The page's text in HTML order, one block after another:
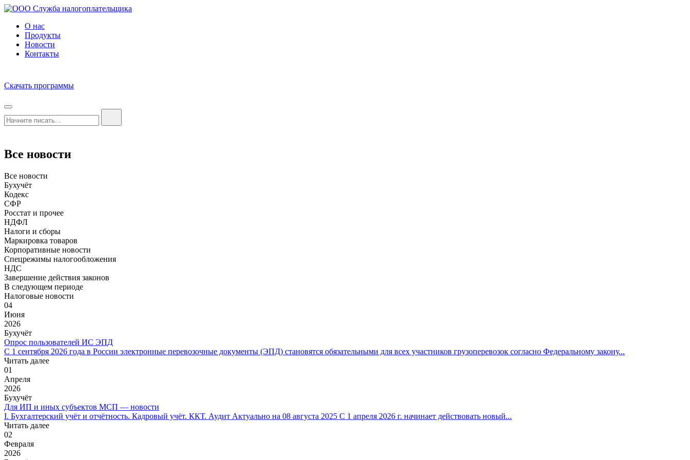
О нас
Продукты
Новости
Контакты
Скачать программы
Все новости
Все новости
Бухучёт
Кодекс
СФР
Росстат и прочее
НДФЛ
Налоги и сборы
Маркировка товаров
Корпоративные новости
Спецрежимы налогообложения
НДС
Завершение действия законов
В следующем периоде
Налоговые новости
04
Июня
2026
Бухучёт
Опрос пользователей ИС ЭПД
С 1 сентября 2026 года в России электронные перевозочные документы (ЭПД) становятся обязательными для всех участников грузоперевозок согласно Федеральному закону...
Читать далее
01
Апреля
2026
Бухучёт
Для ИП и иных субъектов МСП — новости
I. Бухгалтерский учёт и отчётность. Кадровый учёт. ККТ. Аудит Актуально на 08 августа 2025 С 1 апреля 2026 г. начинает действовать новый...
Читать далее
02
Февраля
2026